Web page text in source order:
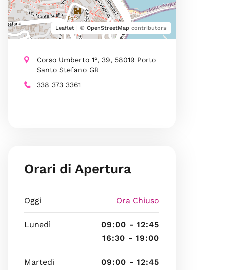
Leaflet| © OpenStreetMapcontributors
Corso Umberto 1°, 39, 58019 Porto
Santo Stefano GR
338 373 3361
Orari di Apertura
Oggi Ora Chiuso
Lunedì
09:00 - 12:45
16:30 - 19:00
Martedì
09:00 - 12:45